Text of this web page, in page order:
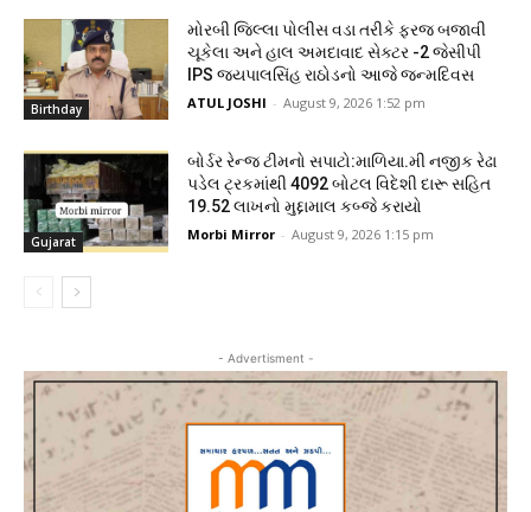
Birthday
મોરબી જિલ્લા પોલીસ વડા તરીકે ફરજ બજાવી
ચૂકેલા અને હાલ અમદાવાદ સેક્ટર -2 જેસીપી
IPS જયપાલસિંહ રાઠોડનો આજે જન્મદિવસ
ATUL JOSHI - August 9, 2026 1:52 pm
Gujarat
બોર્ડર રેન્જ ટીમનો સપાટો:માળિયા.મી નજીક રેઢા
પડેલ ટ્રકમાંથી 4092 બોટલ વિદેશી દારૂ સહિત
19.52 લાખનો મુદ્દામાલ કબ્જે કરાયો
Morbi Mirror - August 9, 2026 1:15 pm
- Advertisment -